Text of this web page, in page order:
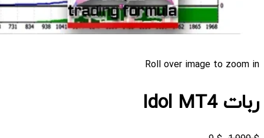
Roll over image to zoom in
ربات Idol MT4